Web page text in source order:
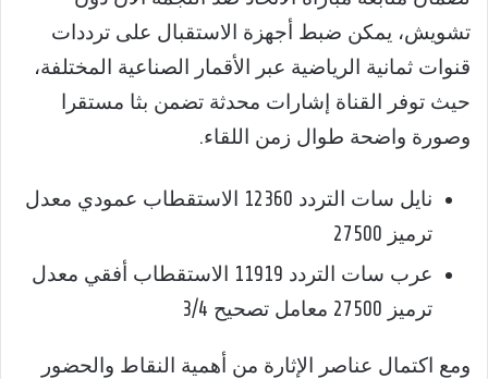
تشويش، يمكن ضبط أجهزة الاستقبال على ترددات
قنوات ثمانية الرياضية عبر الأقمار الصناعية المختلفة،
حيث توفر القناة إشارات محدثة تضمن بثا مستقرا
وصورة واضحة طوال زمن اللقاء.
نايل سات التردد 12360 الاستقطاب عمودي معدل
ترميز 27500
عرب سات التردد 11919 الاستقطاب أفقي معدل
ترميز 27500 معامل تصحيح 3/4
ومع اكتمال عناصر الإثارة من أهمية النقاط والحضور